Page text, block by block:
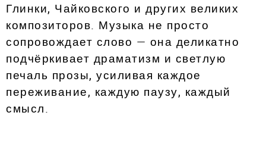
Глинки, Чайковского и других великих
композиторов. Музыка не просто
сопровождает слово — она деликатно
подчёркивает драматизм и светлую
печаль прозы, усиливая каждое
переживание, каждую паузу, каждый
смысл.